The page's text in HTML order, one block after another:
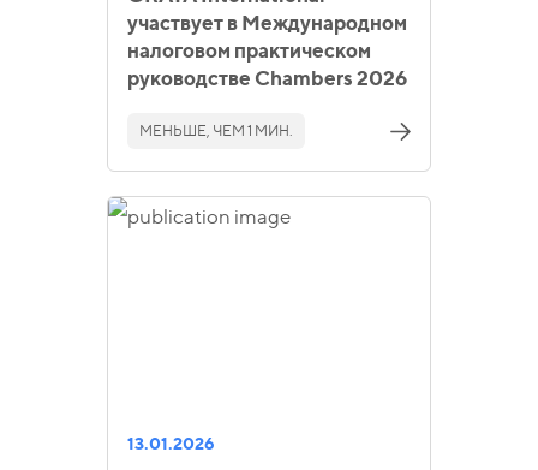
участвует в Международном
налоговом практическом
руководстве Chambers 2026
МЕНЬШЕ, ЧЕМ 1 МИН.
13.01.2026